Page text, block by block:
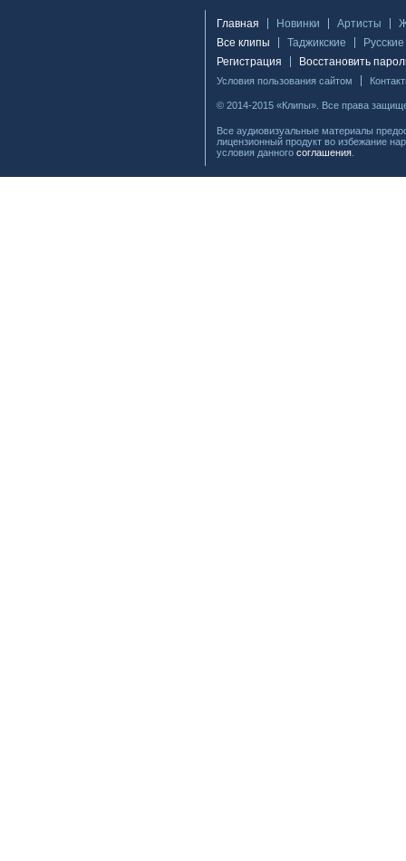
Главная Новинки Артисты
Все клипы
Таджикские
Русские
Регистрация
Восстановить
Условия пользования сайтом
© 2014-2015 «Клипы». Все права
Все аудиовизуальные материалы
лицензионный продукт во избежание
условия данного соглашения